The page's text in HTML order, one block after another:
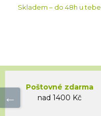
Skladem – do 48h u tebe
Poštovné zdarma
nad 1400 Kč